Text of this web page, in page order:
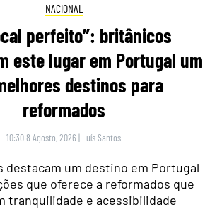
NACIONAL
perfeito”: britânicos
este lugar em Portugal um
destinos para
reformados
10:30 8 Agosto, 2026 | Luís Santos
destacam um destino em Portugal
que oferece a reformados que
tranquilidade e acessibilidade